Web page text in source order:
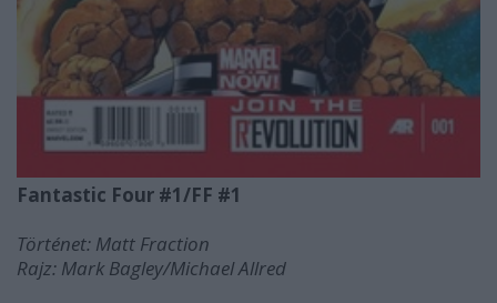
Fantastic Four #1/FF #1
Történet: Matt Fraction
Rajz: Mark Bagley/Michael Allred